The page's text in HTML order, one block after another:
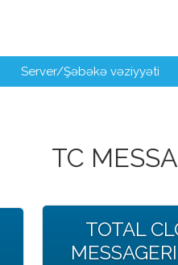
Server/Şəbəkə vəziyyəti
TC
TOTAL